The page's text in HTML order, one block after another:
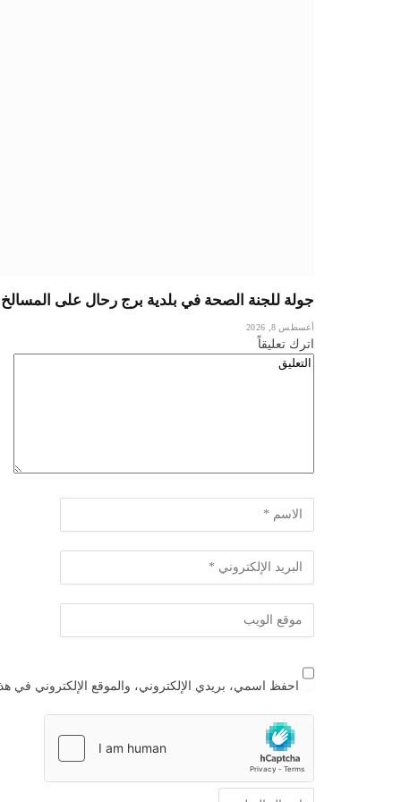
جولة للجنة الصحة في بلدية برج رحال على المسالخ
أغسطس 8, 2026
اترك تعليقاً
احفظ اسمي، بريدي الإلكتروني، والموقع الإلكتروني في